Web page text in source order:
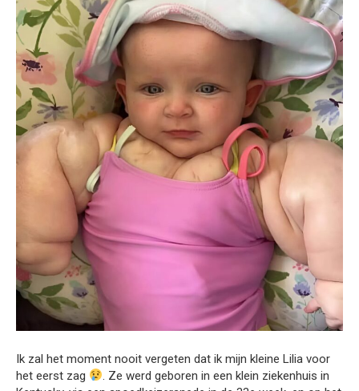
Ik zal het moment nooit vergeten dat ik mijn kleine Lilia voor
het eerst zag
. Ze werd geboren in een klein ziekenhuis in